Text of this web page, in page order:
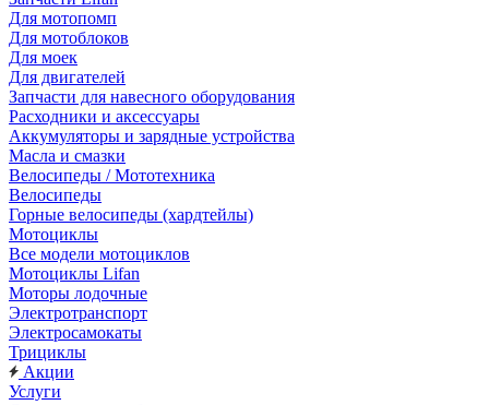
Для мотопомп
Для мотоблоков
Для моек
Для двигателей
Запчасти для навесного оборудования
Расходники и аксессуары
Аккумуляторы и зарядные устройства
Масла и смазки
Велосипеды / Мототехника
Велосипеды
Горные велосипеды (хардтейлы)
Мотоциклы
Все модели мотоциклов
Мотоциклы Lifan
Моторы лодочные
Электротранспорт
Электросамокаты
Трициклы
Акции
Услуги